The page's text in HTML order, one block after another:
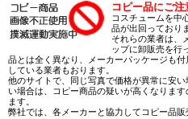
コピー品にご
コスチュームを中
品が出回っており
それらの業者は、
ップに卸販売を行
品とは全く異なり、メーカーパッケージも
している業者もおります。
他のサイトで、同じ写真で価格が異常に安
い場合は、コピー商品の疑いが高くなりま
ます。
弊社では、各メーカーと協力してコピー品